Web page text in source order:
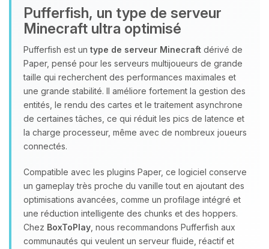
Pufferfish, un type de serveur
Minecraft ultra optimisé
Pufferfish est un type de serveur Minecraft dérivé de
Paper, pensé pour les serveurs multijoueurs de grande
taille qui recherchent des performances maximales et
une grande stabilité. Il améliore fortement la gestion des
entités, le rendu des cartes et le traitement asynchrone
de certaines tâches, ce qui réduit les pics de latence et
la charge processeur, même avec de nombreux joueurs
connectés.
Compatible avec les plugins Paper, ce logiciel conserve
un gameplay très proche du vanille tout en ajoutant des
optimisations avancées, comme un profilage intégré et
une réduction intelligente des chunks et des hoppers.
Chez BoxToPlay , nous recommandons Pufferfish aux
communautés qui veulent un serveur fluide, réactif et
Youpi, enfin quelqu’un pour me
parler ! Moi c’est Choupy, ton petit
assistant BoxToPlay. Dis-moi ce dont
tu as besoin et je vais remuer mes
petits circuits pour t’aider.
07/08/2026 à 12:04